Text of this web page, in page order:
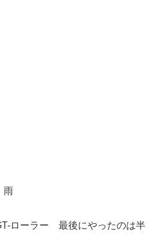
雨
ローラー 最後にやったのは半